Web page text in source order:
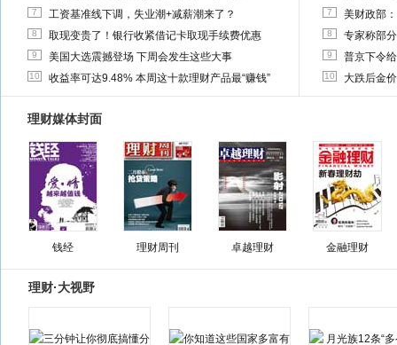
7 工资基准线下调，失业潮+减薪潮来了？
8 取现变贵了！银行收紧借记卡取现手续费优惠
9 美国大选震撼登场 下周会发生这些大事
10 收益率可达9.48% 本周这十款理财产品最“赚钱”
7 美财政部
8 专家称部
9 普京下令
10 大跌后金
理财媒体封面
钱经 理财周刊 卓越理财 金融理财
理财·大视野